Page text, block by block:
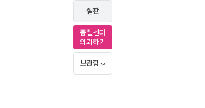
절판
품절센터
의뢰하기
보관함